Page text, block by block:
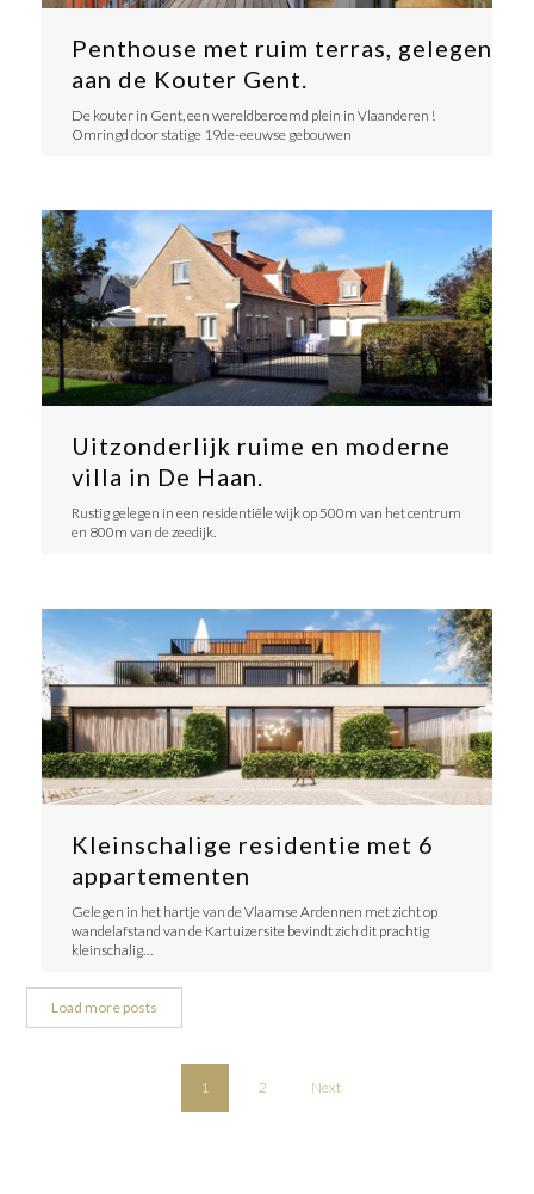
Penthouse met ruim terras, gelegen
aan de Kouter Gent.
De kouter in Gent, een wereldberoemd plein in Vlaanderen !
Omringd door statige 19de-eeuwse gebouwen
Uitzonderlijk ruime en moderne
villa in De Haan.
Rustig gelegen in een residentiële wijk op 500m van het centrum
en 800m van de zeedijk.
Kleinschalige residentie met 6
appartementen
Gelegen in het hartje van de Vlaamse Ardennen met zicht op
wandelafstand van de Kartuizersite bevindt zich dit prachtig
kleinschalig…
Load more posts
1 2 Next